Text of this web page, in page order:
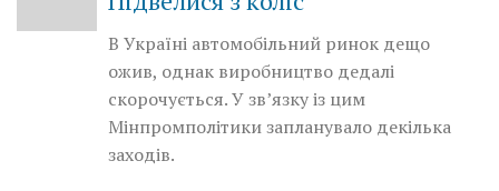
В Україні автомобільний ринок дещо
ожив, однак виробництво дедалі
скорочується. У зв’язку із цим
Мінпромполітики запланувало декілька
заходів.